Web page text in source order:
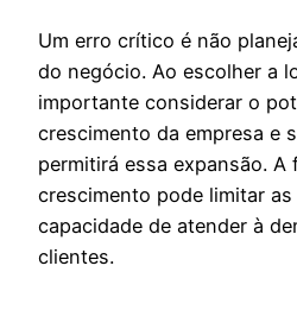
Um erro crítico é não
do negócio. Ao escolher a
importante considerar o
crescimento da empresa e
permitirá essa expansão. A
crescimento pode limitar as
capacidade de atender à
clientes.